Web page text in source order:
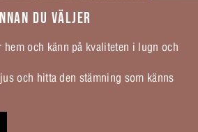
DU VÄLJER
hem och känn på kvaliteten i lugn och
och hitta den stämning som känns